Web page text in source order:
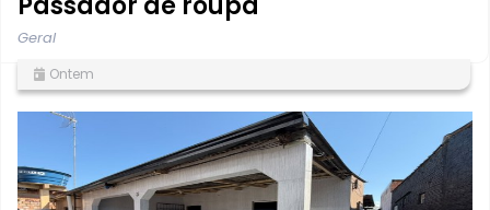
Geral
Ontem